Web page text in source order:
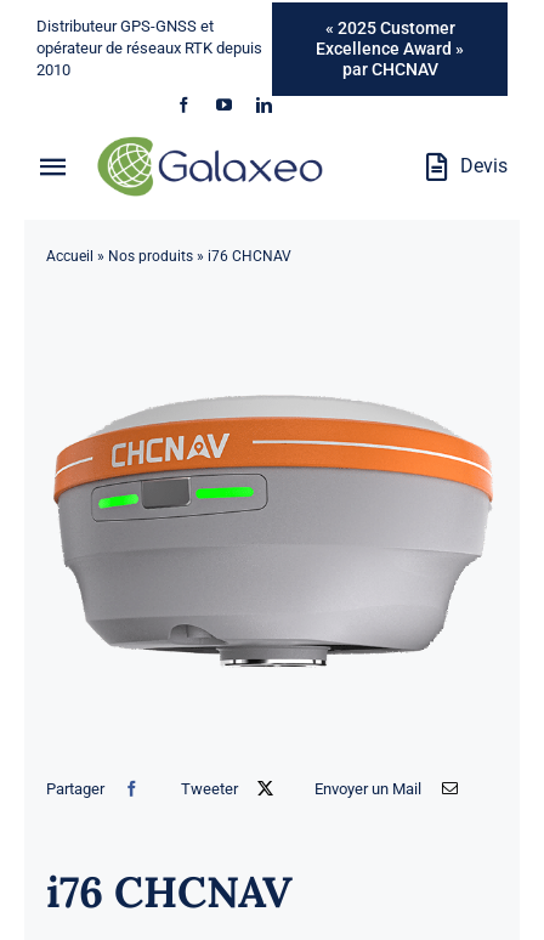
Passer
contenu
Distributeur GPS-GNSS et
opérateur de réseaux RTK depuis
2010
« 2025 Customer
Excellence Award »
par CHCNAV
Toggle
Services
Marques
Actualités
Devis
Accueil » Nos produits» i76 CHCNAV
Partager Tweeter Envoyer un Mail
i76 CHCNAV